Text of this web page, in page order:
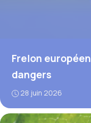
Frelon
dangers
28 juin 2026